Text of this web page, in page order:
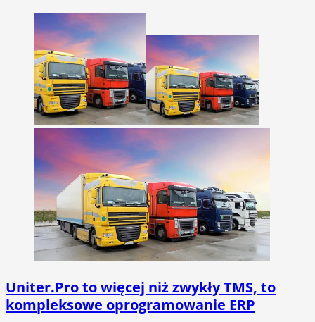
Uniter.Pro to więcej niż zwykły TMS, to
kompleksowe oprogramowanie ERP